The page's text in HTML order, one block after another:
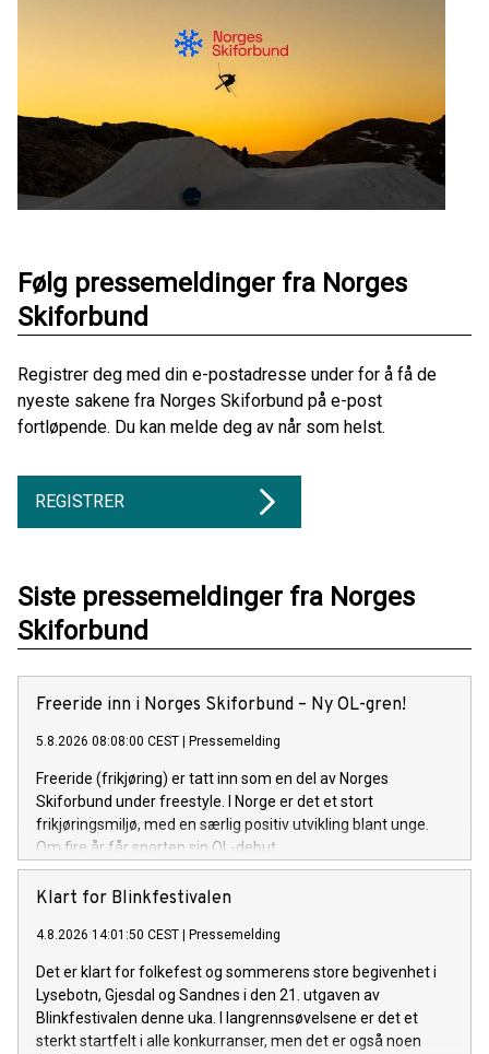
Følg pressemeldinger fra Norges
Skiforbund
Registrer deg med din e-postadresse under for å få de
nyeste sakene fra Norges Skiforbund på e-post
fortløpende. Du kan melde deg av når som helst.
REGISTRER
Siste pressemeldinger fra Norges
Skiforbund
Freeride inn i Norges Skiforbund – Ny OL-gren!
5.8.2026 08:08:00 CEST Pressemelding
Freeride (frikjøring) er tatt inn som en del av Norges
Skiforbund under freestyle. I Norge er det et stort
frikjøringsmiljø, med en særlig positiv utvikling blant unge.
Om fire år får sporten sin OL-debut.
Klart for Blinkfestivalen
4.8.2026 14:01:50 CEST Pressemelding
Det er klart for folkefest og sommerens store begivenhet i
Lysebotn, Gjesdal og Sandnes i den 21. utgaven av
Blinkfestivalen denne uka. I langrennsøvelsene er det et
sterkt startfelt i alle konkurranser, men det er også noen